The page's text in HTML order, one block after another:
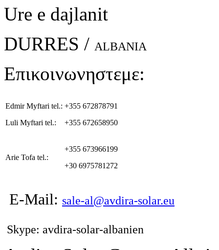
Ure e dajlanit
DURRES / ALBANIA
Επικοινωνηστεμε:
Edmir Myftari tel.:
Luli Myftari tel.:
+355 672878791
+355 672658950
Arie Tofa tel.:
+355 673966199
+30 6975781272
E-Mail: sale-al@avdira-solar.eu
Skype: avdira-solar-albanien